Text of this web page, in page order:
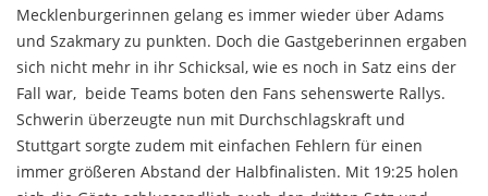
Mecklenburgerinnen gelang es immer wieder über Adams
und Szakmary zu punkten. Doch die Gastgeberinnen ergaben
sich nicht mehr in ihr Schicksal, wie es noch in Satz eins der
Fall war, beide Teams boten den Fans sehenswerte Rallys.
Schwerin überzeugte nun mit Durchschlagskraft und
Stuttgart sorgte zudem mit einfachen Fehlern für einen
immer größeren Abstand der Halbfinalisten. Mit 19:25 holen